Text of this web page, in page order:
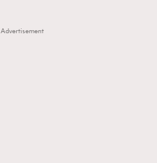
Advertisement